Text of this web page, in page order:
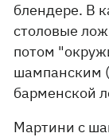
блендере. В
столовые
потом
шампанским
барменской
Мартини с